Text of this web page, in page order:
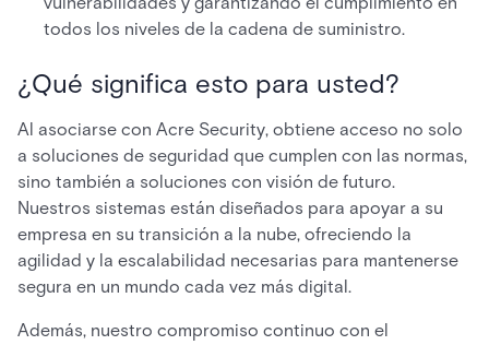
todos los niveles de la cadena de suministro.
¿Qué significa esto para usted?
Al asociarse con Acre Security, obtiene acceso no solo
a soluciones de seguridad que cumplen con las normas,
sino también a soluciones con visión de futuro.
Nuestros sistemas están diseñados para apoyar a su
empresa en su transición a la nube, ofreciendo la
agilidad y la escalabilidad necesarias para mantenerse
segura en un mundo cada vez más digital.
Además, nuestro compromiso continuo con el